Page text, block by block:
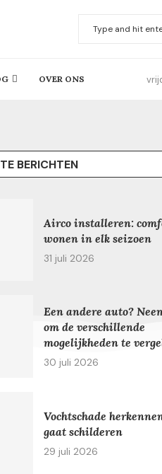
OVER ONS
BERICHTEN
Airco installeren:
wonen in elk seizoen
31 juli 2026
Een andere auto?
om de verschillende
mogelijkheden te
30 juli 2026
Vochtschade
gaat schilderen
29 juli 2026